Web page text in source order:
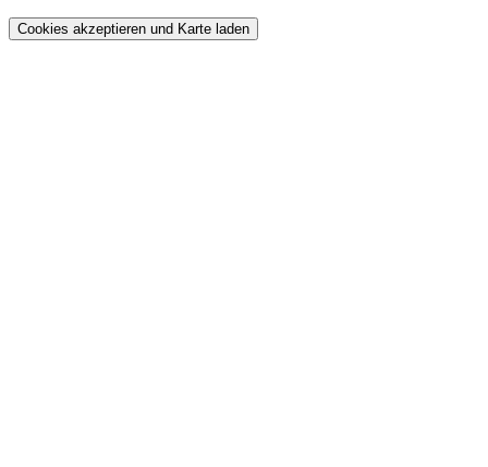
Cookies akzeptieren und Karte laden